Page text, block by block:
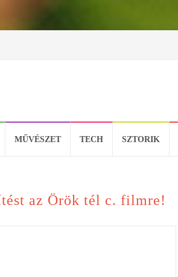
MŰVÉSZET TECH SZTORIK
az Örök tél c. filmre!